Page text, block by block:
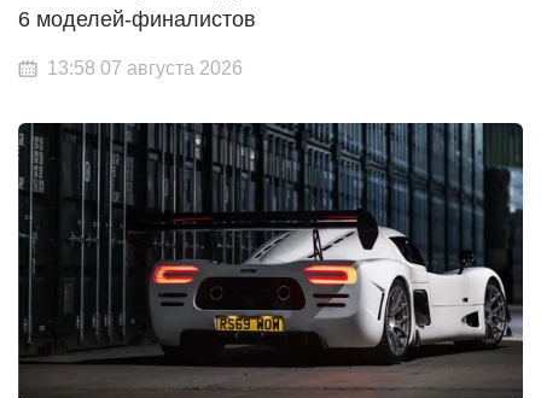
6 моделей-финалистов
13:58 07 августа 2026